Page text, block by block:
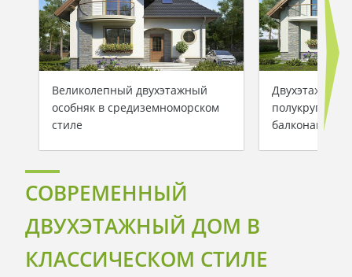
Великолепный двухэтажный
особняк в средиземноморском
стиле
Двухэтажный
балконами
СОВРЕМЕННЫЙ
ДВУХЭТАЖНЫЙ ДОМ В
КЛАССИЧЕСКОМ СТИЛЕ